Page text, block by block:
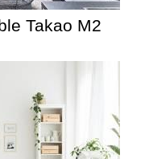
Takao M2